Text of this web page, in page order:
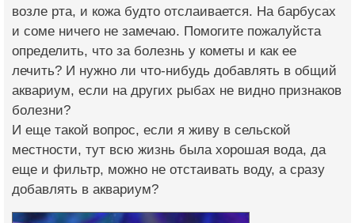
возле рта, и кожа будто отслаивается. На барбусах
и соме ничего не замечаю. Помогите пожалуйста
определить, что за болезнь у кометы и как ее
лечить? И нужно ли что-нибудь добавлять в общий
аквариум, если на других рыбах не видно признаков
болезни?
И еще такой вопрос, если я живу в сельской
местности, тут всю жизнь была хорошая вода, да
еще и фильтр, можно не отстаивать воду, а сразу
добавлять в аквариум?